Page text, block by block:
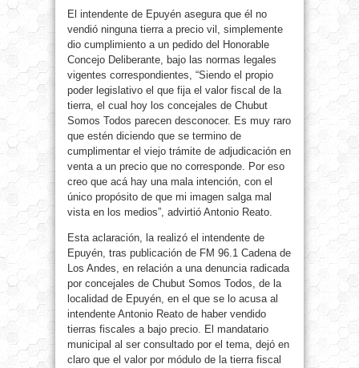
El intendente de Epuyén asegura que él no
vendió ninguna tierra a precio vil, simplemente
dio cumplimiento a un pedido del Honorable
Concejo Deliberante, bajo las normas legales
vigentes correspondientes, “Siendo el propio
poder legislativo el que fija el valor fiscal de la
tierra, el cual hoy los concejales de Chubut
Somos Todos parecen desconocer. Es muy raro
que estén diciendo que se termino de
cumplimentar el viejo trámite de adjudicación en
venta a un precio que no corresponde. Por eso
creo que acá hay una mala intención, con el
único propósito de que mi imagen salga mal
vista en los medios”, advirtió Antonio Reato.
Esta aclaración, la realizó el intendente de
Epuyén, tras publicación de FM 96.1 Cadena de
Los Andes, en relación a una denuncia radicada
por concejales de Chubut Somos Todos, de la
localidad de Epuyén, en el que se lo acusa al
intendente Antonio Reato de haber vendido
tierras fiscales a bajo precio. El mandatario
municipal al ser consultado por el tema, dejó en
claro que el valor por módulo de la tierra fiscal